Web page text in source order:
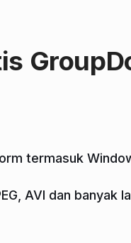
termasuk
AVI dan banyak